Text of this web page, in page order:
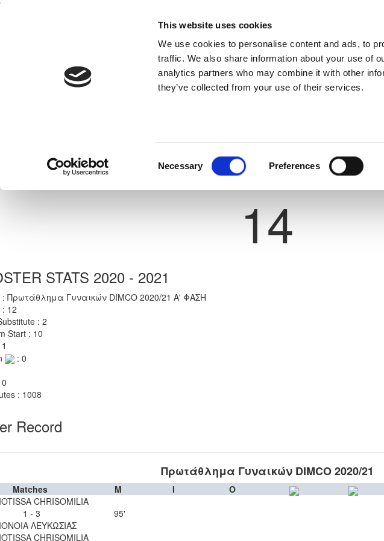
This website uses cookies
We use cookies to personalise content and ads, to
traffic. We also share information about your use of
analytics partners who may combine it with other
they’ve collected from your use of their services.
Necessary Preferences
Competitions
09/02/1992
14
STATS 2020 - 2021
: Πρωτάθλημα Γυναικών DIMCO 2020/21 Α' ΦΑΣΗ
: 12
: 2
Start : 10
: 0
: 1008
Record
Πρωτάθλημα Γυναικών DIMCO 2020/21
Matches M I
O
CHRISOMILIA
1 - 3
ΛΕΥΚΩΣΙΑΣ
95'
CHRISOMILIA